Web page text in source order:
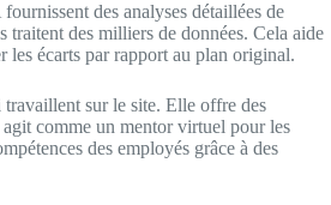
des analyses détaillées de
traitent des milliers de données. Cela aide
les écarts par rapport au plan original.
travaillent sur le site. Elle offre des
comme un mentor virtuel pour les
des employés grâce à des